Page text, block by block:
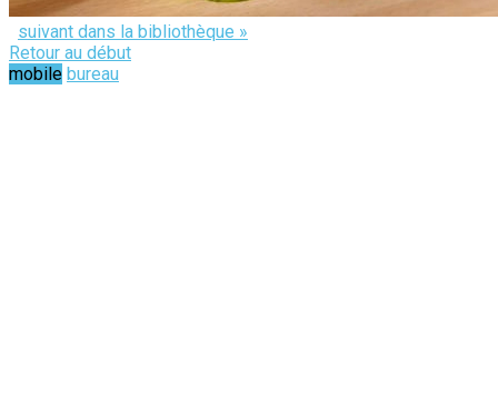
suivant dans la bibliothèque »
Retour au début
mobile bureau